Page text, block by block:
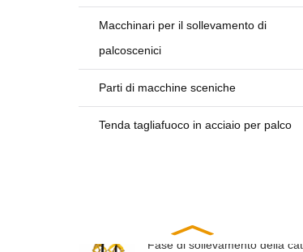
Macchinari per il sollevamento di
palcoscenici
Parti di macchine sceniche
Tenda tagliafuoco in acciaio per palco
Fase di sollevamento della cat